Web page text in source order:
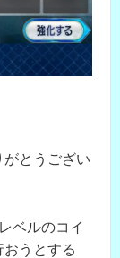
とうござい
ベルのコイ
うとする